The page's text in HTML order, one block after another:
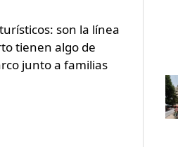
son la línea
tienen algo de
junto a familias